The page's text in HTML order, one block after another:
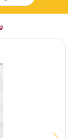
Bahia